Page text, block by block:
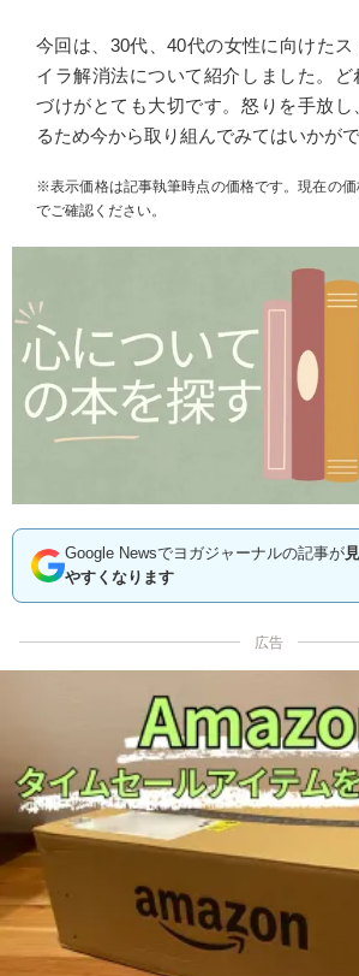
今回は、30代、40代の女性に向けた
イラ解消法について紹介しました。
づけがとても大切です。怒りを手放し
るため今から取り組んでみてはいかが
※表示価格は記事執筆時点の価格です。現在の価
でご確認ください。
Google Newsでヨガジャーナルの記事が
やすくなります
広告